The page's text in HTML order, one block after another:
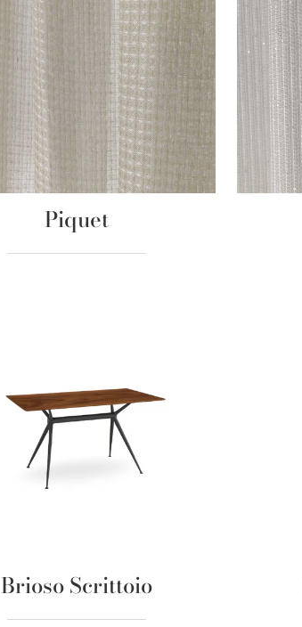
Piquet
Brioso Scrittoio